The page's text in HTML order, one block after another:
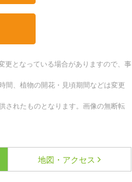
となっている場合がありますので、事
間、植物の開花・見頃期間などは変更
されたものとなります。画像の無断転
地図・アクセス